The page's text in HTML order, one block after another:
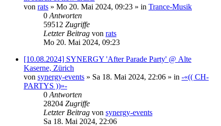
von rats » Mo 20. Mai 2024, 09:23 » in Trance-Musik
0 Antworten
59512 Zugriffe
Letzter Beitrag von rats
Mo 20. Mai 2024, 09:23
[10.08.2024] SYNERGY 'After Parade Party' @ Alte
Kaserne, Zürich
von synergy-events » Sa 18. Mai 2024, 22:06 » in -«(( CH-
PARTYS ))»-
0 Antworten
28204 Zugriffe
Letzter Beitrag von synergy-events
Sa 18. Mai 2024, 22:06